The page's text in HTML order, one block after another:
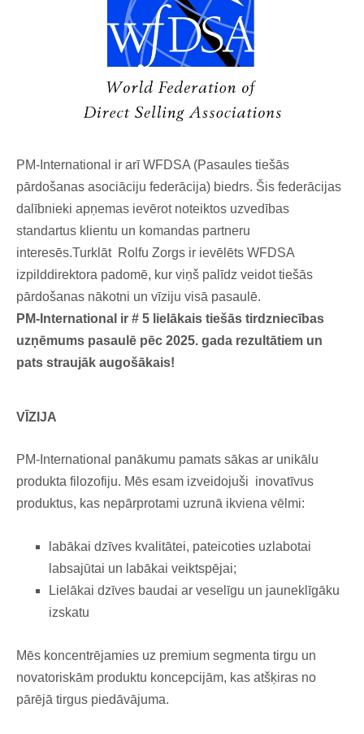
PM-International ir arī WFDSA (Pasaules tiešās
pārdošanas asociāciju federācija) biedrs. Šis federācijas
dalībnieki apņemas ievērot noteiktos uzvedības
standartus klientu un komandas partneru
interesēs.Turklāt Rolfu Zorgs ir ievēlēts WFDSA
izpilddirektora padomē, kur viņš palīdz veidot tiešās
pārdošanas nākotni un vīziju visā pasaulē.
PM-International ir # 5 lielākais tiešās tirdzniecības
uzņēmums pasaulē pēc 2025. gada rezultātiem un
pats straujāk augošākais!
VĪZIJA
PM-International panākumu pamats sākas ar unikālu
produkta filozofiju. Mēs esam izveidojuši inovatīvus
produktus, kas nepārprotami uzrunā ikviena vēlmi:
labākai dzīves kvalitātei, pateicoties uzlabotai
labsajūtai un labākai veiktspējai;
Lielākai dzīves baudai ar veselīgu un jauneklīgāku
izskatu
Mēs koncentrējamies uz premium segmenta tirgu un
novatoriskām produktu koncepcijām, kas atšķiras no
pārējā tirgus piedāvājuma.